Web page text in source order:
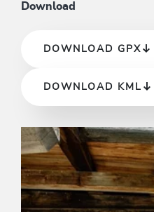
Download
DOWNLOAD GPX
DOWNLOAD KML